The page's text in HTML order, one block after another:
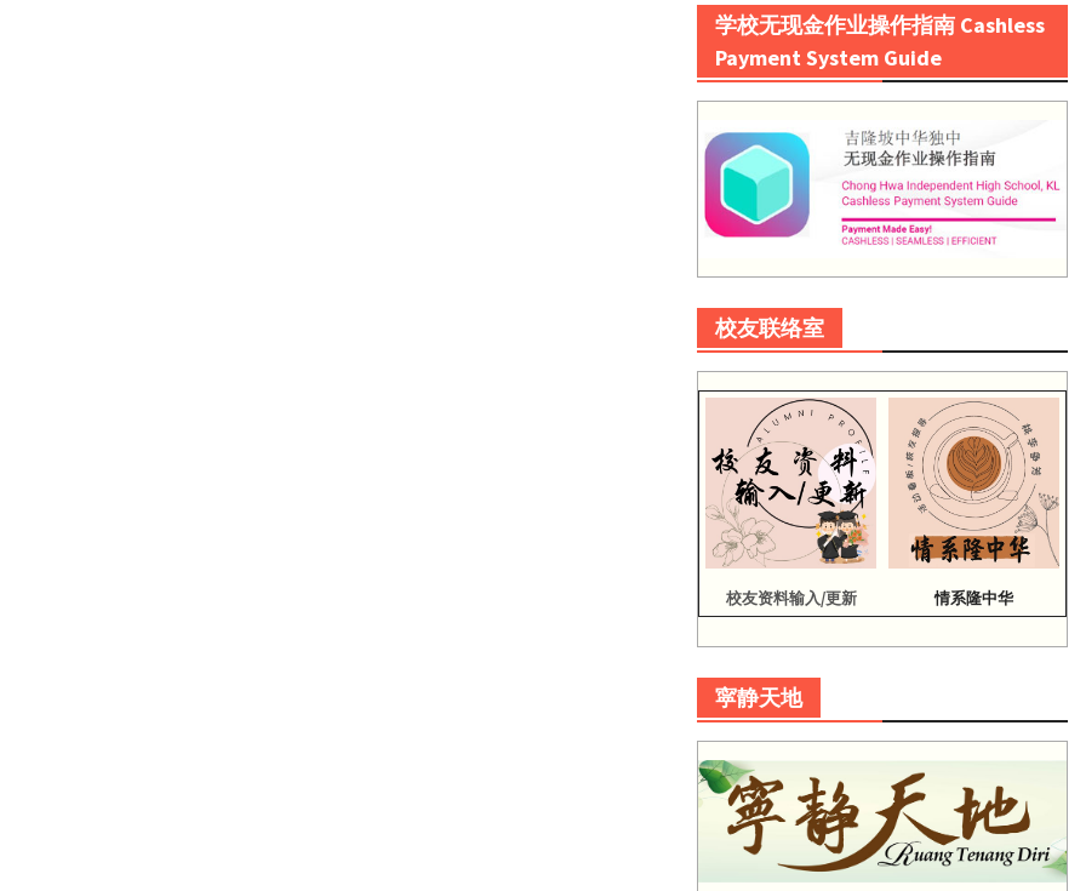
学校无现金作业操作指南 Cashless
Payment System Guide
校友联络室
校友资料输入/更新 情系隆中华
寜静天地